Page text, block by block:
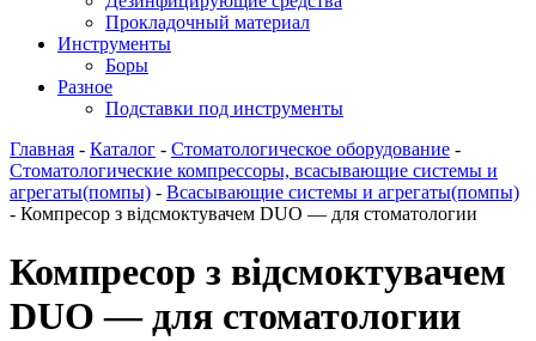
Прокладочный материал
Инструменты
Боры
Разное
Подставки под инструменты
Главная - Каталог - Стоматологическое оборудование -
Стоматологические компрессоры, всасывающие системы и
агрегаты(помпы) - Всасывающие системы и агрегаты(помпы)
- Компресор з відсмоктувачем DUO — для стоматологии
Компресор з відсмоктувачем
DUO — для стоматологии